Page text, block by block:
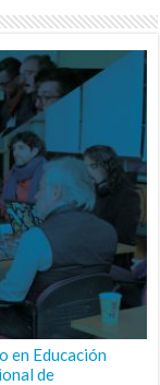
en Educación
de